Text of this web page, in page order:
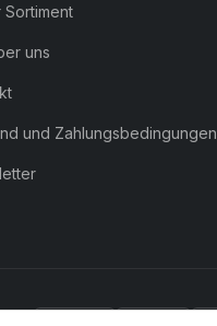
Sortiment
uns
und Zahlungsbedingungen